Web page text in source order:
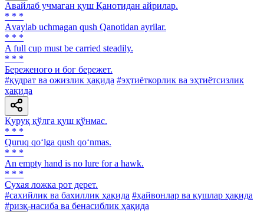
Авайлаб учмаган қуш Қанотидан айрилар.
* * *
Аvaylab uchmagan qush Qanotidan ayrilar.
* * *
A full cuр must be carried steadily.
* * *
Береженого и бог бережет.
#қудрат ва ожизлик ҳақида #эҳтиёткорлик ва эҳтиётсизлик
ҳақида
Қуруқ қўлга қуш қўнмас.
* * *
Quruq qo‘lga qush qo‘nmas.
* * *
An empty hand is no lure for a hawk.
* * *
Сухая ложка рот дерет.
#сахийлик ва бахиллик ҳақида #ҳайвонлар ва қушлар ҳақида
#ризқ-насиба ва бенасиблик ҳақида